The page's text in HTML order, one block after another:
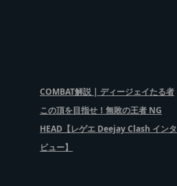
COMBAT解説 | ディージェイたる者
この頂を目指せ！無敗の王者 NG
HEAD【レゲエ Deejay Clash インタ
ビュー】